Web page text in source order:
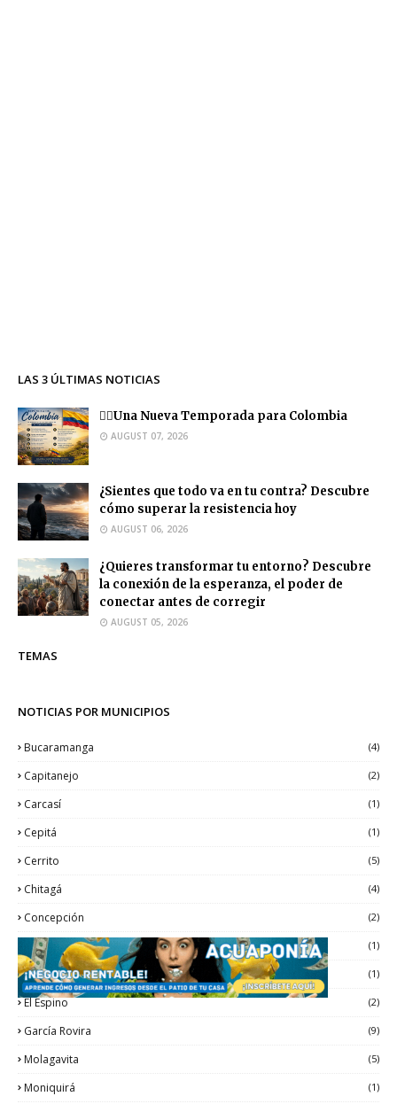
LAS 3 ÚLTIMAS NOTICIAS
❤️‍🔥Una Nueva Temporada para Colombia
AUGUST 07, 2026
¿Sientes que todo va en tu contra? Descubre
cómo superar la resistencia hoy
AUGUST 06, 2026
¿Quieres transformar tu entorno? Descubre
la conexión de la esperanza, el poder de
conectar antes de corregir
AUGUST 05, 2026
TEMAS
NOTICIAS POR MUNICIPIOS
Bucaramanga (4)
Capitanejo (2)
Carcasí (1)
Cepitá (1)
Cerrito (5)
Chitagá (4)
Concepción (2)
Curos (1)
El Cocuy (1)
El Espino (2)
García Rovira (9)
Molagavita (5)
Moniquirá (1)